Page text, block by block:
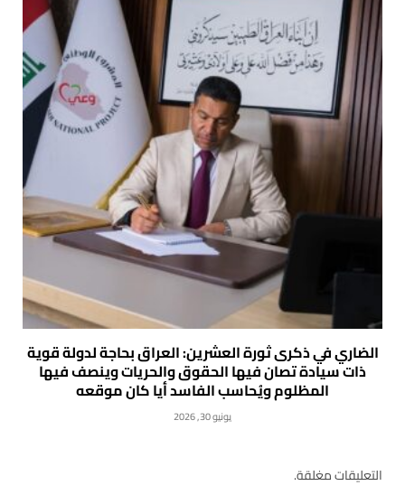
الضاري في ذكرى ثورة العشرين: العراق بحاجة لدولة قوية
ذات سيادة تصان فيها الحقوق والحريات وينصف فيها
المظلوم ويُحاسب الفاسد أيا كان موقعه
يونيو 30, 2026
التعليقات مغلقة.